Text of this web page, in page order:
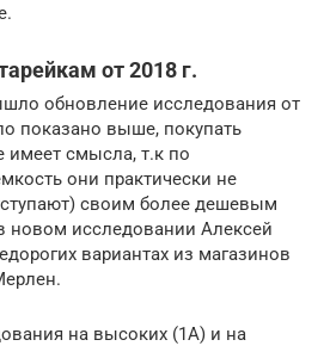
от 2018 г.
обновление исследования от
показано выше, покупать
имеет смысла, т.к по
они практически не
своим более дешевым
новом исследовании Алексей
вариантах из магазинов
на высоких (1А) и на